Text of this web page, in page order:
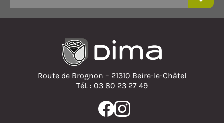
Route de Brognon – 21310 Beire-le-Châtel
Tél. : 03 80 23 27 49